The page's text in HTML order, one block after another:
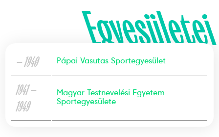
Egyesületei
— 1940 Pápai Vasutas Sportegyesület
1941 —
1949
Magyar Testnevelési Egyetem
Sportegyesülete